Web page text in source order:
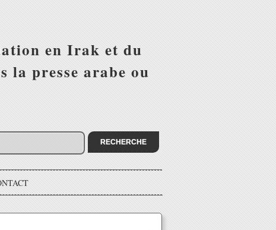
en Irak et du
presse arabe ou